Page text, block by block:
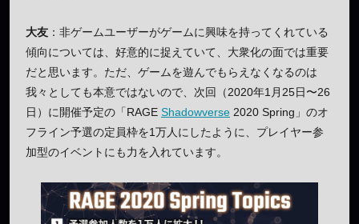
大友 ：非ゲームユーザーがゲームに興味を持ってくれている
傾向については、好意的に捉えていて、大衆化の面では重要
だと思います。ただ、ゲームを遊んでもらえなくなるのは
我々としても本意ではないので、次回（2020年1月25日〜26
日）に開催予定の「RAGE Shadowverse 2020 Spring」のオ
フライン予選の定員枠を1万人にしたように、プレイヤー参
加型のイベントにも力を入れています。